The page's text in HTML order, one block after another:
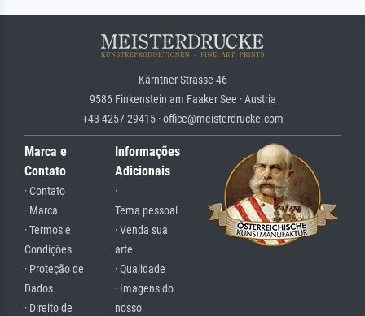
Kärntner Strasse 46
9586 Finkenstein am Faaker See · Austria
+43 4257 29415 · office@meisterdrucke.com
Marca e
Contato
· Contato
· Marca
· Termos e
Condições
· Proteção de
Dados
· Direito de
Informações
Adicionais
·
Tema pessoal
· Venda sua
arte
· Qualidade
· Imagens do
nosso